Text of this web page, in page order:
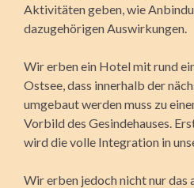
Aktivitäten geben, wie
dazugehörigen Auswirkungen.
Wir erben ein Hotel mit rund
Ostsee, dass innerhalb der
umgebaut werden muss zu
Vorbild des Gesindehauses.
wird die volle Integration in
Wir erben jedoch nicht nur